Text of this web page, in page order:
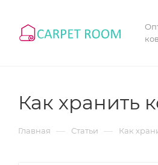
Как хранить
Главная — Статьи — Как